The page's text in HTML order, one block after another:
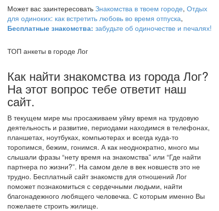
Может вас заинтересовать Знакомства в твоем городе, Отдых
для одиноких: как встретить любовь во время отпуска,
Бесплатные знакомства: забудьте об одиночестве и печалях!
ТОП анкеты в городе Лог
Как найти знакомства из города Лог?
На этот вопрос тебе ответит наш
сайт.
В текущем мире мы просаживаем уйму время на трудовую
деятельность и развитие, периодами находимся в телефонах,
планшетах, ноутбуках, компьютерах и всегда куда-то
торопимся, бежим, гонимся. А как неоднократно, много мы
слышали фразы “нету время на знакомства” или “Где найти
партнера по жизни?”. На самом деле в век новшеств это не
трудно. Бесплатный сайт знакомств для отношений Лог
поможет познакомиться с сердечными людьми, найти
благонадежного любящего человечка. С которым именно Вы
пожелаете строить жилище.